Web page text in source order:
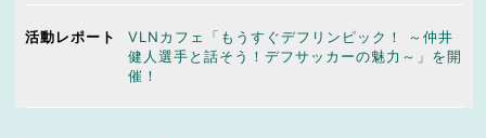
活動レポート
VLNカフェ「もうすぐデフリンピック！ ～仲井
健人選手と話そう！デフサッカーの魅力～」を開
催！